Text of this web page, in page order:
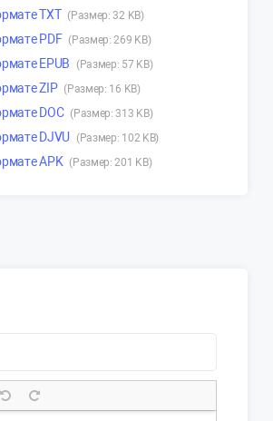
TXT (Размер: 32 KB)
PDF (Размер: 269 KB)
EPUB (Размер: 57 KB)
ZIP (Размер: 16 KB)
DOC (Размер: 313 KB)
DJVU (Размер: 102 KB)
APK (Размер: 201 KB)